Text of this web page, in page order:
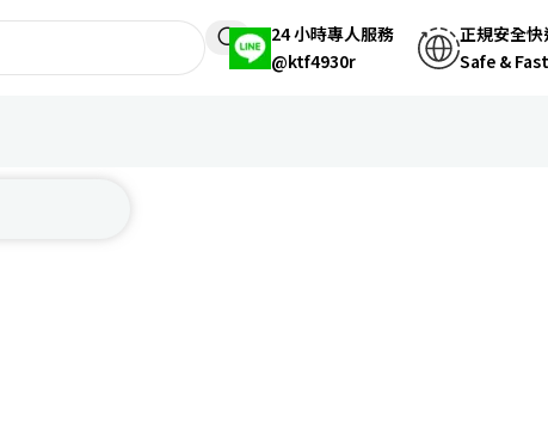
24 小時專人服務
@ktf4930r
正規安全快
Safe & Fast